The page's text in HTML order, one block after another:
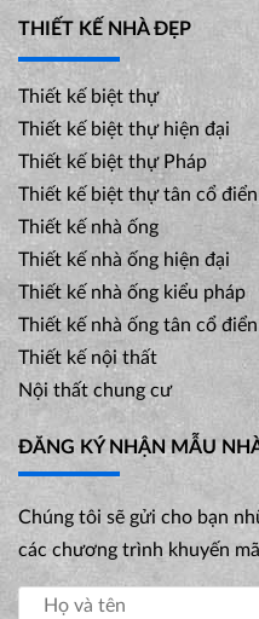
THIẾT KẾ NHÀ ĐẸP
Thiết kế biệt thự
Thiết kế biệt thự hiện đại
Thiết kế biệt thự Pháp
Thiết kế biệt thự tân cổ điển
Thiết kế nhà ống
Thiết kế nhà ống hiện đại
Thiết kế nhà ống kiểu pháp
Thiết kế nhà ống tân cổ điển
Thiết kế nội thất
Nội thất chung cư
ĐĂNG KÝ NHẬN MẪU
Chúng tôi sẽ gửi cho bạn
các chương trình khuyến